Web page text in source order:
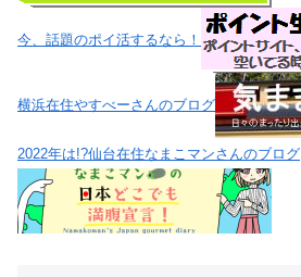
今、話題のポイ活するなら！
横浜在住やすべーさんのブログ
2022年は!?仙台在住なまこマンさんのブログ